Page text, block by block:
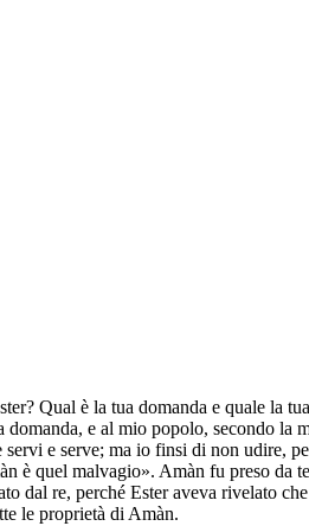
Qual è la tua domanda e quale la
e al mio popolo, secondo la
e serve; ma io finsi di non udire,
è quel malvagio». Amàn fu preso da
dal re, perché Ester aveva rivelato
le proprietà di Amàn.